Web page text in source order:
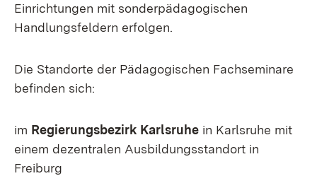
Einrichtungen mit sonderpädagogischen
Handlungsfeldern erfolgen.
Die Standorte der Pädagogischen Fachseminare
befinden sich:
im Regierungsbezirk Karlsruhe in Karlsruhe mit
einem dezentralen Ausbildungsstandort in
Freiburg